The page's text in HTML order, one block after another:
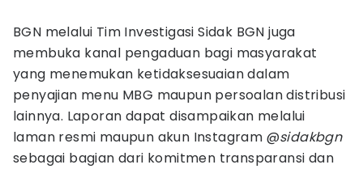
BGN melalui Tim Investigasi Sidak BGN juga
membuka kanal pengaduan bagi masyarakat
yang menemukan ketidaksesuaian dalam
penyajian menu MBG maupun persoalan distribusi
lainnya. Laporan dapat disampaikan melalui
laman resmi maupun akun Instagram @sidakbgn
sebagai bagian dari komitmen transparansi dan